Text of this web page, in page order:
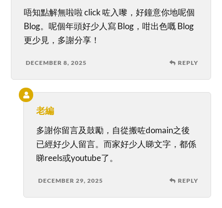
唔知點解無啦啦 click 咗入嚟，好鐘意你地呢個
Blog。呢個年頭好少人寫 Blog，咁出色嘅 Blog
更少見，多謝分享！
DECEMBER 8, 2025 REPLY
老編
多謝你留言及鼓勵，自從搬咗domain之後
已經好少人留言。而家好少人睇文字，都係
睇reels或youtube了。
DECEMBER 29, 2025 REPLY